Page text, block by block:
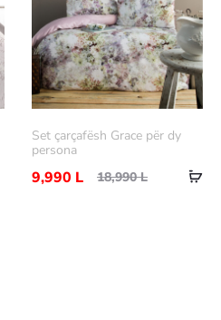
Set çarçafësh Grace për dy
persona
18,990L
9,990 L